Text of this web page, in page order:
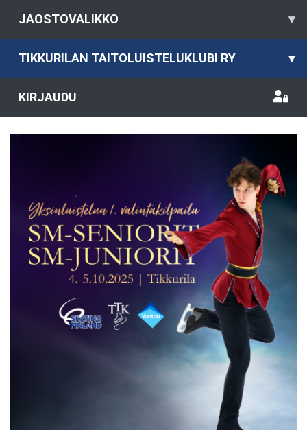
JAOSTOVALIKKO ▾
TIKKURILAN TAITOLUISTELUKLUBI RY ▾
KIRJAUDU